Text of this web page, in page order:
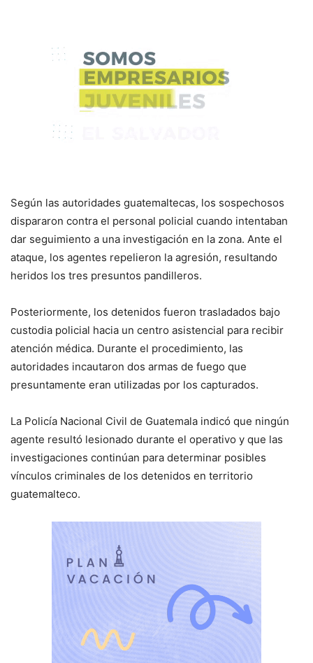
Según las autoridades guatemaltecas, los sospechosos
dispararon contra el personal policial cuando intentaban
dar seguimiento a una investigación en la zona. Ante el
ataque, los agentes repelieron la agresión, resultando
heridos los tres presuntos pandilleros.
Posteriormente, los detenidos fueron trasladados bajo
custodia policial hacia un centro asistencial para recibir
atención médica. Durante el procedimiento, las
autoridades incautaron dos armas de fuego que
presuntamente eran utilizadas por los capturados.
La Policía Nacional Civil de Guatemala indicó que ningún
agente resultó lesionado durante el operativo y que las
investigaciones continúan para determinar posibles
vínculos criminales de los detenidos en territorio
guatemalteco.